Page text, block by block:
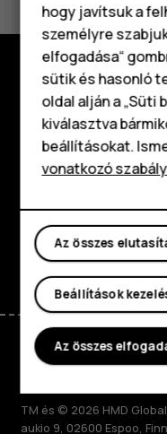
Igen Nem
Fedezd fel
Rólunk
Planet and people
Támogatás
FacebookInstagram
Tiktok
TM és © 2026 HMD
aukio 9, 02600 Espoo,
hogy javítsuk a
személyre
elfogadása“
sütik és hasonló
oldal alján a
kiválasztva
beállításokat.
vonatkozó
Az összes
Beállítások
Az összes